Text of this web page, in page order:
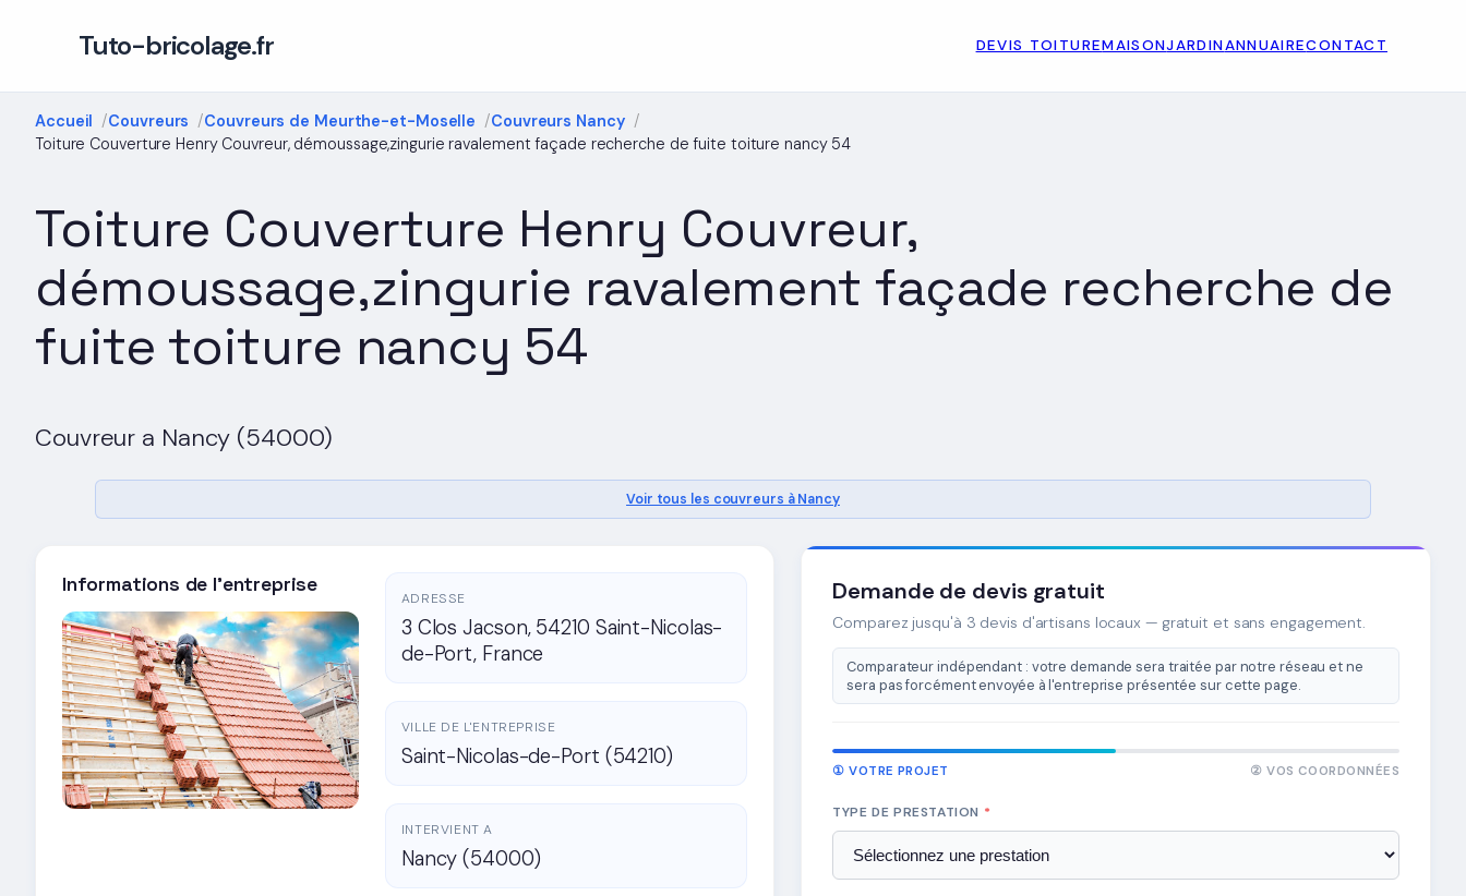
Tuto-bricolage.fr DEVIS TOITUREMAISONJARDINANNUAIRECONTACT
Accueil Couvreurs Couvreurs de Meurthe-et-Moselle
Couvreurs Nancy
Toiture Couverture Henry Couvreur, démoussage,zingurie ravalement façade recherche de fuite toiture nancy 54
Toiture Couverture Henry Couvreur,
démoussage,zingurie ravalement façade recherche de
fuite toiture nancy 54
Couvreur a Nancy (54000)
Voir tous les couvreurs à Nancy
Informations de l'entreprise
ADRESSE
3 Clos Jacson, 54210 Saint-Nicolas-
de-Port, France
VILLE DE L'ENTREPRISE
Saint-Nicolas-de-Port (54210)
INTERVIENT A
Nancy (54000)
Demande de devis gratuit
Comparez jusqu'à 3 devis d'artisans locaux — gratuit et sans engagement.
Comparateur indépendant : votre demande sera traitée par notre réseau et ne
sera pas forcément envoyée à l'entreprise présentée sur cette page.
① VOTRE PROJET ② VOS COORDONNÉES
TYPE DE PRESTATION *